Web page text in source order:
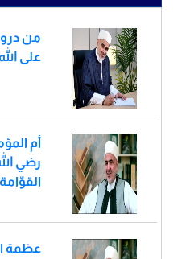
من
على
أم
رضي
عظمة